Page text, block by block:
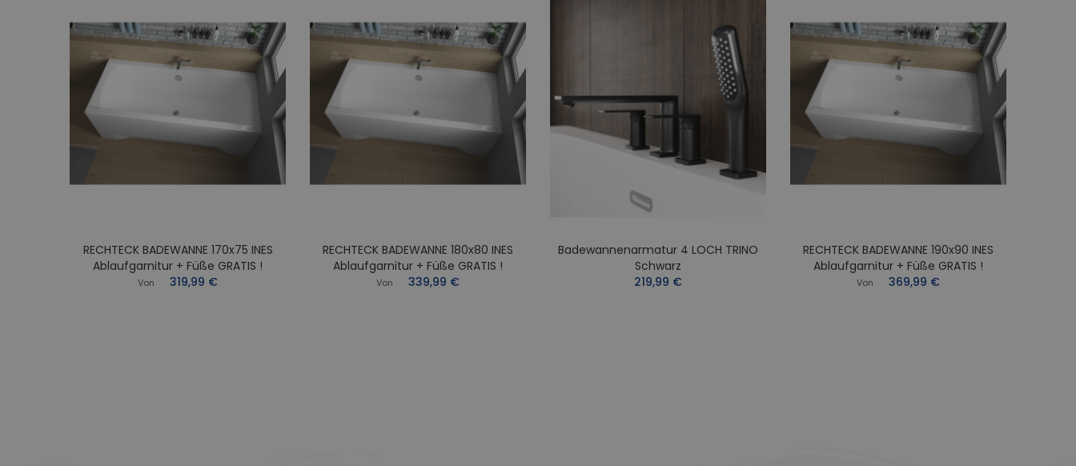
RECHTECK BADEWANNE 170x75 INES
Ablaufgarnitur + Füße GRATIS !
Von 319,99 €
RECHTECK BADEWANNE 180x80 INES
Ablaufgarnitur + Füße GRATIS !
Von 339,99 €
Badewannenarmatur 4 LOCH TRINO
Schwarz
219,99 €
RECHTECK BADEWANNE 190x90 INES
Ablaufgarnitur + Füße GRATIS !
Von 369,99 €